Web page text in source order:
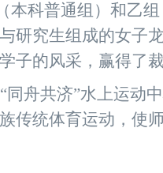
本科普通组）和乙
研究生组成的女子
子的风采，赢得了
同舟共济”水上运动
传统体育运动，使